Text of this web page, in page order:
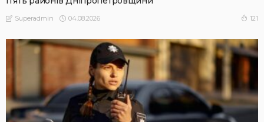
Superadmin 04.08.2026 121